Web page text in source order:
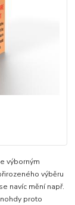
výborným
výběru
navíc mění např.
proto